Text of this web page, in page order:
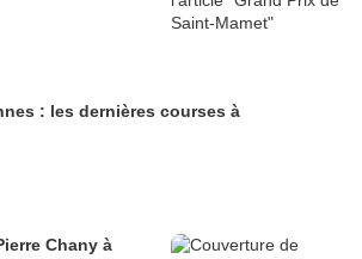
: les dernières courses à
Chany à